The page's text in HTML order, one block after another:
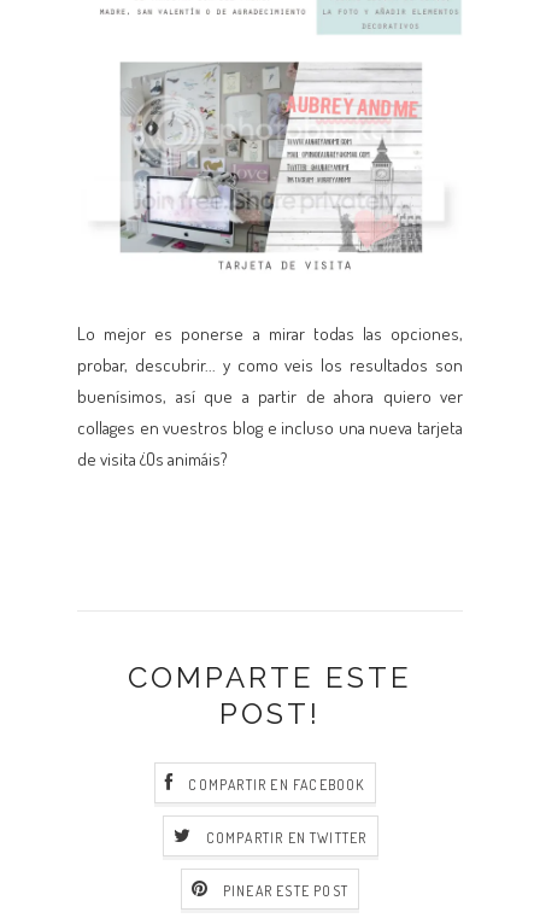
Lo mejor es ponerse a mirar todas las opciones,
probar, descubrir... y como veis los resultados son
buenísimos, así que a partir de ahora quiero ver
collages en vuestros blog e incluso una nueva tarjeta
de visita ¿Os animáis?
COMPARTE ESTE
POST!
COMPARTIR EN FACEBOOK
COMPARTIR EN TWITTER
PINEAR ESTE POST